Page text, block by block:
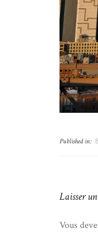
Published in:
Laisser
Vous